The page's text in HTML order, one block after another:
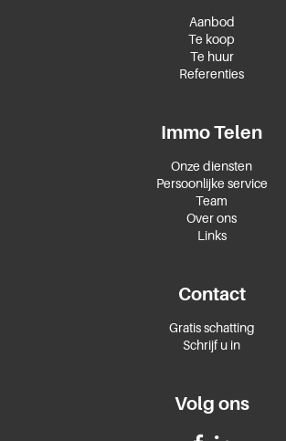
Aanbod
Te koop
Te huur
Referenties
Immo Telen
Onze diensten
Persoonlijke service
Team
Over ons
Links
Contact
Gratis schatting
Schrijf u in
Volg ons